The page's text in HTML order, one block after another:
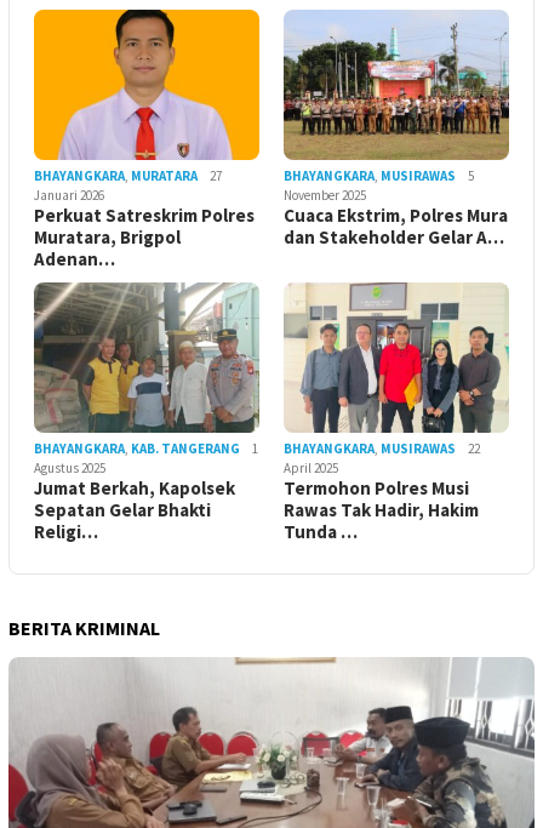
BHAYANGKARA, MURATARA
27
Januari 2026
Perkuat Satreskrim Polres
Muratara, Brigpol
Adenan…
BHAYANGKARA, MUSIRAWAS
5
November 2025
Cuaca Ekstrim, Polres Mura
dan Stakeholder Gelar A…
BHAYANGKARA, KAB. TANGERANG
1
Agustus 2025
Jumat Berkah, Kapolsek
Sepatan Gelar Bhakti
Religi…
BHAYANGKARA, MUSIRAWAS
22
April 2025
Termohon Polres Musi
Rawas Tak Hadir, Hakim
Tunda …
BERITA KRIMINAL